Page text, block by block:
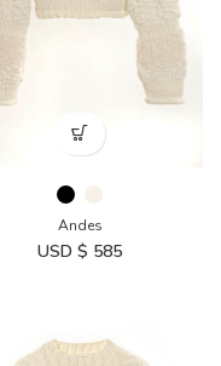
Andes
USD $ 585